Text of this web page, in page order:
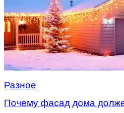
Разное
Почему фасад дома